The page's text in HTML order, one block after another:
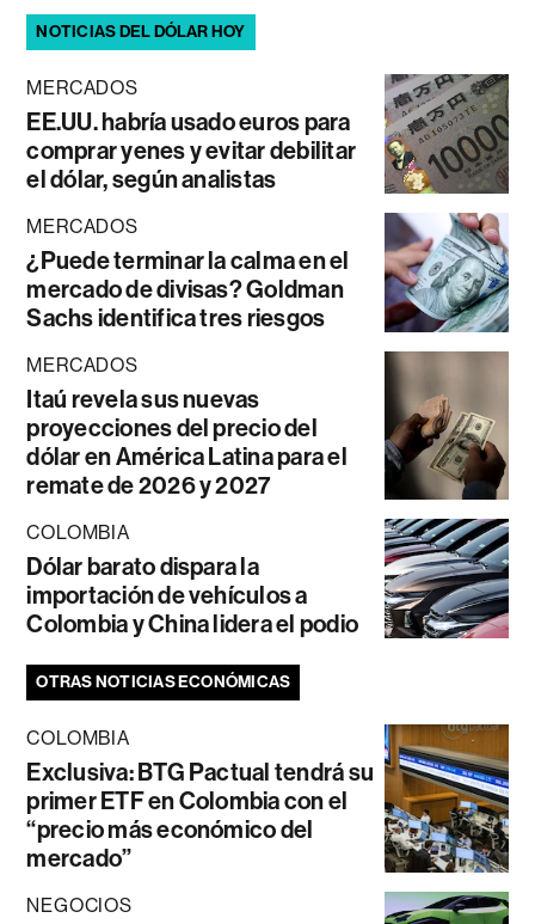
NOTICIAS DEL DÓLAR HOY
MERCADOS
EE.UU. habría usado euros para
comprar yenes y evitar debilitar
el dólar, según analistas
MERCADOS
¿Puede terminar la calma en el
mercado de divisas? Goldman
Sachs identifica tres riesgos
MERCADOS
Itaú revela sus nuevas
proyecciones del precio del
dólar en América Latina para el
remate de 2026 y 2027
COLOMBIA
Dólar barato dispara la
importación de vehículos a
Colombia y China lidera el podio
OTRAS NOTICIAS ECONÓMICAS
COLOMBIA
Exclusiva: BTG Pactual tendrá su
primer ETF en Colombia con el
“precio más económico del
mercado”
NEGOCIOS